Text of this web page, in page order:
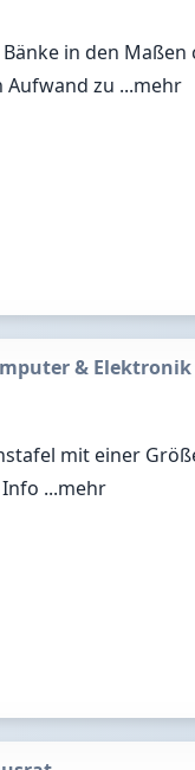
in den Maßen
Aufwand zu ...mehr
& Elektronik
mit einer
...mehr